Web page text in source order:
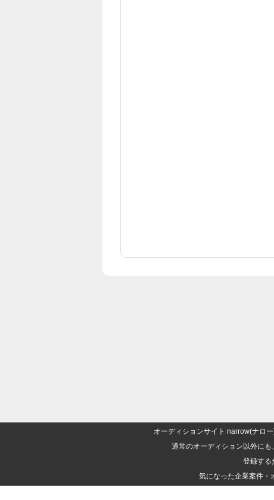
オーディションサイト narrow(ナロ
通常のオーディション以外に
登録する
気になった企業案件・